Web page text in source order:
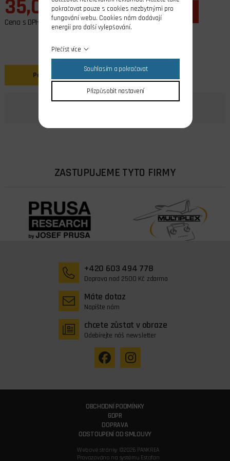
35,00 Kč
Cena s DPH
ks do košíku
Popis
ZASTUPUJEME TYTO FIRMY
+420 603 494 778
Doprava nad 2500 Kč zdarma
Máte dotaz
Napište nám
chcete zůstat v obraze
Odebírejte náš newsletter
OBCHODNÍ PODMÍNKY
GDPR
DOPRAVA
ODSTOUPENÍ OD SMLOUVY
Webové stránky ©2026 PANKREA
Provozováno na systému Estofan
pokračovat pouze s cookies nezbytnými pro
fungování webu. Cookies nám dodávají
energii pro další vylepšování.
Přečíst více
Souhlasím a pokračovat
Přizpůsobit nastavení